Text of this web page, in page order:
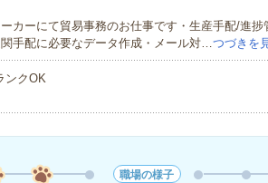
カーにて貿易事務のお仕事です・生産手配/進捗
手配に必要なデータ作成・メール対…つづきを
ンクOK
職場の様子